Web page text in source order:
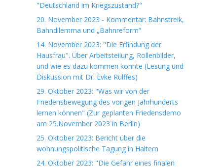
"Deutschland im Kriegszustand?"
20. November 2023 - Kommentar: Bahnstreik,
Bahndilemma und „Bahnreform“
14. November 2023: "Die Erfindung der
Hausfrau". Über Arbeitsteilung, Rollenbilder,
und wie es dazu kommen konnte (Lesung und
Diskussion mit Dr. Evke Rulffes)
29. Oktober 2023: "Was wir von der
Friedensbewegung des vorigen Jahrhunderts
lernen können" (Zur geplanten Friedensdemo
am 25.November 2023 in Berlin)
25. Oktober 2023: Bericht über die
wohnungspolitische Tagung in Haltern
24. Oktober 2023: "Die Gefahr eines finalen